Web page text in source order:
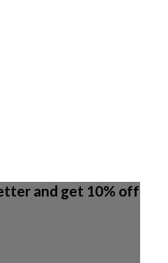
and get 10% off